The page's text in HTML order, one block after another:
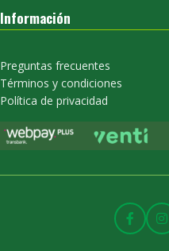
Información
Preguntas frecuentes
Términos y condiciones
Política de privacidad